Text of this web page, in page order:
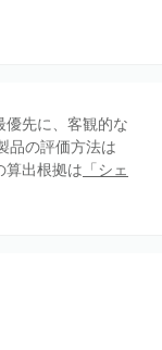
優先に、客観的な
品の評価方法は
算出根拠は 「シェ